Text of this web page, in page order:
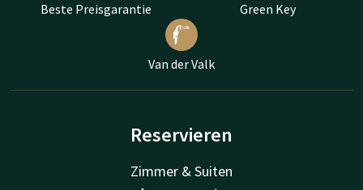
Beste Preisgarantie Green Key
Van der Valk
Reservieren
Zimmer & Suiten